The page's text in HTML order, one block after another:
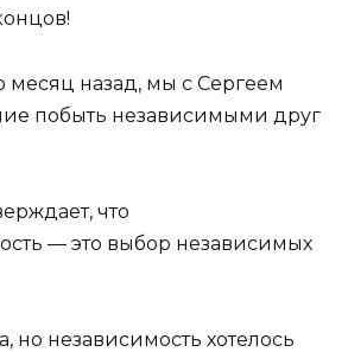
месяц назад, мы с Сергеем
побыть независимыми друг
что
— это выбор независимых
но независимость хотелось